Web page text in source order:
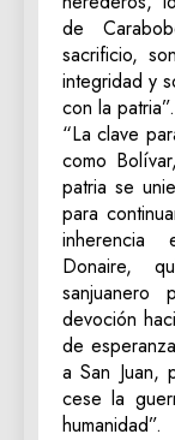
de
sacrificio,
integridad y
con la patria”.
“La clave
como
patria se
para
inherencia
Donaire,
devoción
de
a San Juan,
cese la
humanidad”.